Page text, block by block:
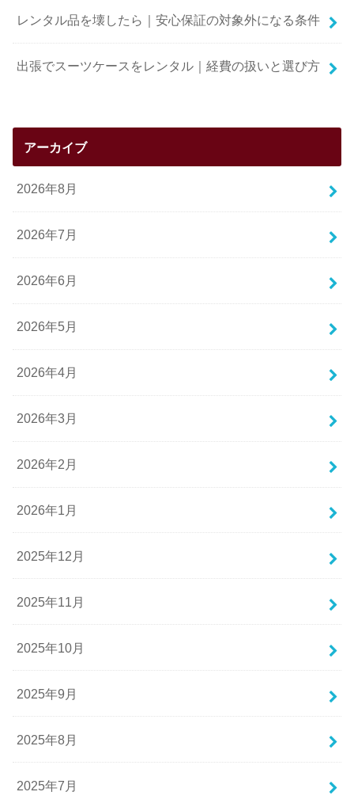
レンタル品を壊したら｜安心保証の対象外になる条件
出張でスーツケースをレンタル｜経費の扱いと選び方
アーカイブ
2026年8月
2026年7月
2026年6月
2026年5月
2026年4月
2026年3月
2026年2月
2026年1月
2025年12月
2025年11月
2025年10月
2025年9月
2025年8月
2025年7月